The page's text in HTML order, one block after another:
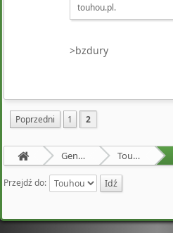
touhou.pl.
>bzdury
Poprzedni 1 2
Gensokyo Touhou
Przejdź do: